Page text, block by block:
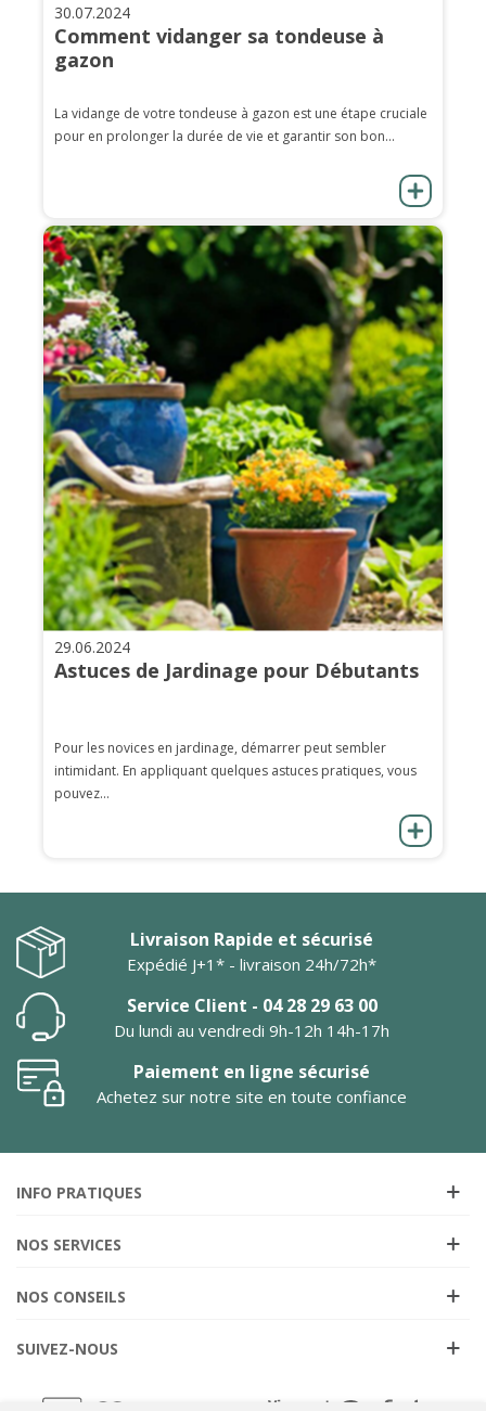
30.07.2024
Comment vidanger sa tondeuse à
gazon
La vidange de votre tondeuse à gazon est une étape cruciale
pour en prolonger la durée de vie et garantir son bon...
29.06.2024
Astuces de Jardinage pour Débutants
Pour les novices en jardinage, démarrer peut sembler
intimidant. En appliquant quelques astuces pratiques, vous
pouvez...
Livraison Rapide et sécurisé
Expédié J+1* - livraison 24h/72h*
Service Client - 04 28 29 63 00
Du lundi au vendredi 9h-12h 14h-17h
Paiement en ligne sécurisé
Achetez sur notre site en toute confiance
INFO PRATIQUES
NOS SERVICES
NOS CONSEILS
SUIVEZ-NOUS